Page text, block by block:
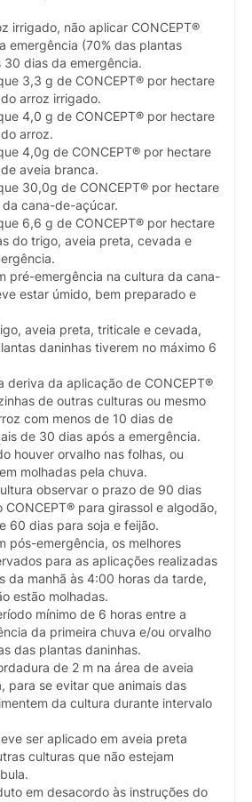
irrigado, não aplicar CONCEPT®
emergência (70% das plantas
dias da emergência.
3,3 g de CONCEPT® por hectare
arroz irrigado.
4,0 g de CONCEPT® por hectare
arroz.
4,0g de CONCEPT® por hectare
aveia branca.
30,0g de CONCEPT® por hectare
cana-de-açúcar.
6,6 g de CONCEPT® por hectare
do trigo, aveia preta, cevada e
pré-emergência na cultura da cana-
estar úmido, bem preparado e
aveia preta, triticale e cevada,
daninhas tiverem no máximo 6
deriva da aplicação de CONCEPT®
de outras culturas ou mesmo
com menos de 10 dias de
de 30 dias após a emergência.
houver orvalho nas folhas, ou
molhadas pela chuva.
observar o prazo de 90 dias
para girassol e algodão,
60 dias para soja e feijão.
pós-emergência, os melhores
para as aplicações realizadas
da manhã às 4:00 horas da tarde,
estão molhadas.
mínimo de 6 horas entre a
da primeira chuva e/ou orvalho
das plantas daninhas.
de 2 m na área de aveia
para se evitar que animais das
da cultura durante intervalo
ser aplicado em aveia preta
culturas que não estejam
em desacordo às instruções do